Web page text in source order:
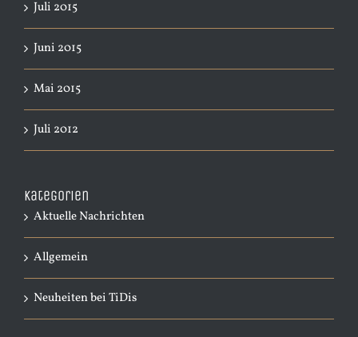
Juli 2015
Juni 2015
Mai 2015
Juli 2012
Kategorien
Aktuelle Nachrichten
Allgemein
Neuheiten bei TiDis